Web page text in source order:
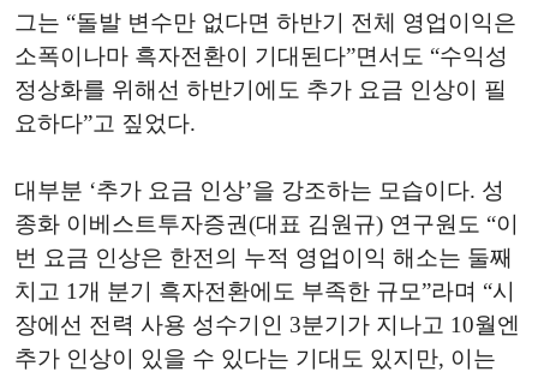
그는 “돌발 변수만 없다면 하반기 전체 영업이익은
소폭이나마 흑자전환이 기대된다”면서도 “수익성
정상화를 위해선 하반기에도 추가 요금 인상이 필
요하다”고 짚었다.
대부분 ‘추가 요금 인상’을 강조하는 모습이다. 성
종화 이베스트투자증권(대표 김원규) 연구원도 “이
번 요금 인상은 한전의 누적 영업이익 해소는 둘째
치고 1개 분기 흑자전환에도 부족한 규모”라며 “시
장에선 전력 사용 성수기인 3분기가 지나고 10월엔
추가 인상이 있을 수 있다는 기대도 있지만, 이는